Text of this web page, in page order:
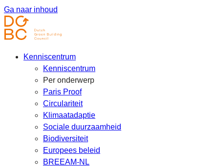
Ga naar inhoud
Kenniscentrum
Kenniscentrum
Per onderwerp
Paris Proof
Circulariteit
Klimaatadaptie
Sociale duurzaamheid
Biodiversiteit
Europees beleid
BREEAM-NL